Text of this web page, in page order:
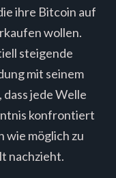
ihre Bitcoin auf
wollen.
steigende
mit seinem
jede Welle
konfrontiert
wie möglich zu
nachzieht.